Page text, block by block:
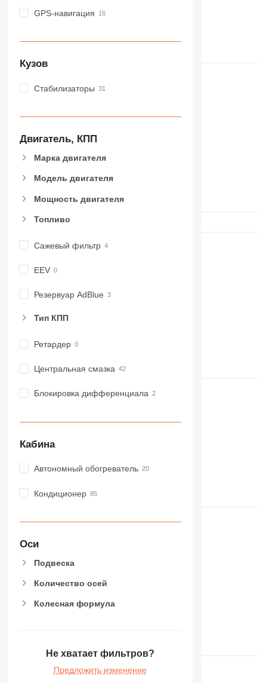
GPS-навигация
Кузов
Стабилизаторы
Двигатель, КПП
Марка двигателя
Модель двигателя
Мощность двигателя
Топливо
Сажевый фильтр
EEV
Резервуар AdBlue
Тип КПП
Ретардер
Центральная смазка
Блокировка дифференциала
Кабина
Автономный обогреватель
Кондиционер
Оси
Подвеска
Количество осей
Колесная формула
Не хватает фильтров?
Предложить изменение